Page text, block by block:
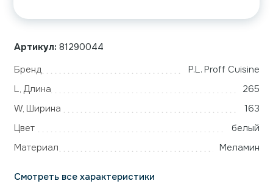
Артикул: 81290044
Бренд
P.L. Proff Cuisine
L, Длина
265
W, Ширина
163
Цвет
белый
Материал
Меламин
Смотреть все характеристики